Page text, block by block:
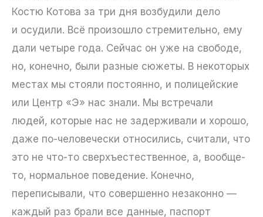
Костю Котова за три дня возбудили дело
и осудили. Всё произошло стремительно, ему
дали четыре года. Сейчас он уже на свободе,
но, конечно, были разные сюжеты. В некоторых
местах мы стояли постоянно, и полицейские
или Центр «Э» нас знали. Мы встречали
людей, которые нас не задерживали и хорошо,
даже по-человечески относились, считали, что
это не что-то сверхъестественное, а, вообще-
то, нормальное поведение. Конечно,
переписывали, что совершенно незаконно —
каждый раз брали все данные, паспорт